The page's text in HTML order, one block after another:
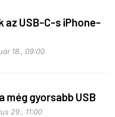
az USB-C-s iPhone-
18., 09:00
még gyorsabb USB
29., 11:00